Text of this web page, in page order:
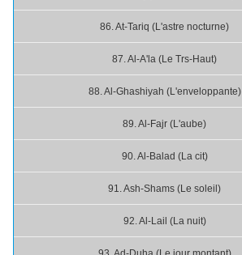
86. At-Tariq (L'astre nocturne)
87. Al-A'la (Le Trs-Haut)
88. Al-Ghashiyah (L'enveloppante)
89. Al-Fajr (L'aube)
90. Al-Balad (La cit)
91. Ash-Shams (Le soleil)
92. Al-Lail (La nuit)